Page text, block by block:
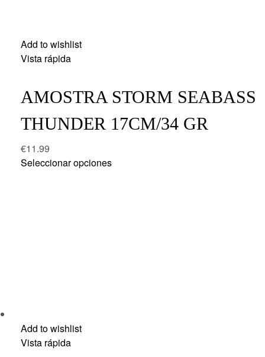
Add to wishlist
Vista rápida
AMOSTRA STORM SEABASS
THUNDER 17CM/34 GR
€11.99
Seleccionar opciones
Add to wishlist
Vista rápida